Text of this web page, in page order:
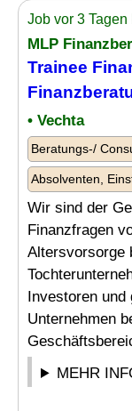
Job vor 3
MLP
Trainee
• Vechta
Beratungs-/
Absolventen,
Wir sind der
Finanzfragen
Altersvorsorge
Investoren und
Unternehmen
MEHR